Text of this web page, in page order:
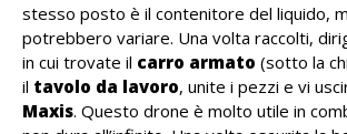
stesso posto è il contenitore del liquido,
potrebbero variare. Una volta raccolti,
in cui trovate il carro armato (sotto la
il tavolo da lavoro, unite i pezzi e vi
Maxis. Questo drone è molto utile in